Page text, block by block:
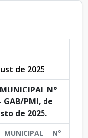
de 2025
MUNICIPAL N°
GAB/PMI, de
de 2025.
MUNICIPAL N°